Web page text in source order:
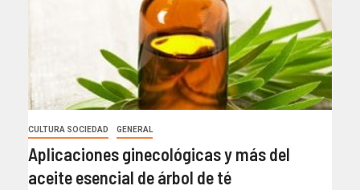
CULTURA SOCIEDAD GENERAL
Aplicaciones ginecológicas y más del
aceite esencial de árbol de té